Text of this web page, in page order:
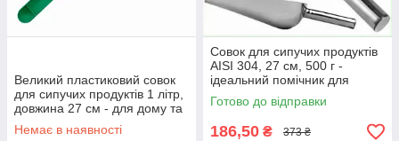
Великий пластиковий совок
для сипучих продуктів 1 літр,
довжина 27 см - для дому та
винокурні, Україна
Немає в наявності
Совок для сипучих продуктів
AISI 304, 27 см, 500 г -
ідеальний помічник для
винороба та пивовара
Готово до відправки
186,50 ₴ 373 ₴